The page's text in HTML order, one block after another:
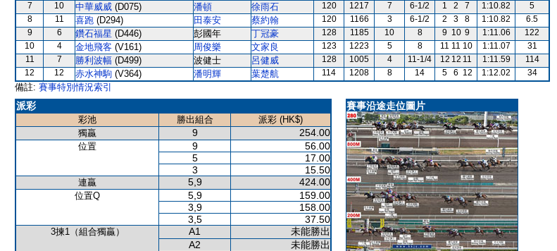
7
10 中華威威 (D075) 潘頓 徐雨石 120 1217 7 6-1/2 1 2 7 1:10.82
5
8
11 喜跑 (D294) 田泰安 蔡約翰 120 1166 3 6-1/2 2 3 8 1:10.82
6.5
9
6 鑽石福星 (D446) 彭國年 丁冠豪 128 1185 10 8 9 10 9 1:11.06
122
10
4 金地飛客 (V161) 周俊樂 文家良 123 1223 5 8 11 11 10 1:11.07
31
11
7 勝利波幅 (D499) 波健士 呂健威 128 1005 4 11-1/4 12 12 11 1:11.59
114
12
12 赤水神駒 (V364) 潘明輝 葉楚航 114 1208 8 14 5 6 12 1:12.02 34
備註: 賽事特別情況索引
派彩
彩池 勝出組合
派彩 (HK$)
獨贏
9 254.00
位置 9
56.00
5
17.00
3
15.50
連贏 5,9 424.00
位置Q 5,9
159.00
3,9
158.00
3,5
37.50
3揀1（組合獨贏） A1
未能勝出
A2
未能勝出
賽事沿途走位圖片